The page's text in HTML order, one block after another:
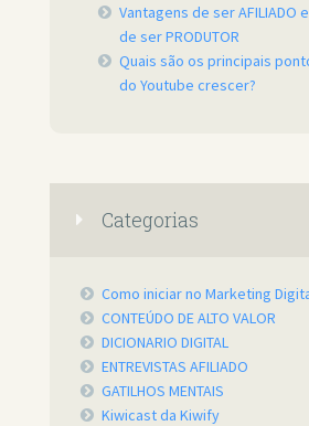
Vantagens de ser AFILIADO
de ser PRODUTOR
Quais são os principais
do Youtube crescer?
Categorias
Como iniciar no Marketing
CONTEÚDO DE ALTO VALOR
DICIONARIO DIGITAL
ENTREVISTAS AFILIADO
GATILHOS MENTAIS
Kiwicast da Kiwify